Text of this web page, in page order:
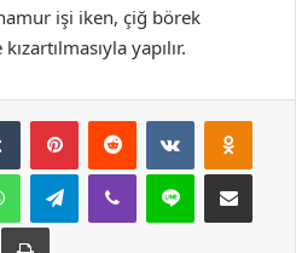
işi iken, çiğ börek
yapılır.
Tumblr PinterestReddit VKontakte
WhatsAppTelegramViber Line E-Posta ile
Yazdır